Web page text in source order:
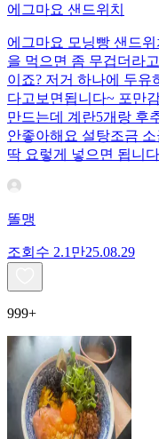
에그마요 샌드위치
에그마요 모닝빵 샌드
을 먹으면 좀 무겁더라
이죠? 저거 하나에 두유
다고보면됩니다~ 포만
만드는데 계란5개랑 후
안좋아해요 설탕조금
딱 요렇게 넣으면 됩니
똘맹
조회수 2.1만25.08.29
999+